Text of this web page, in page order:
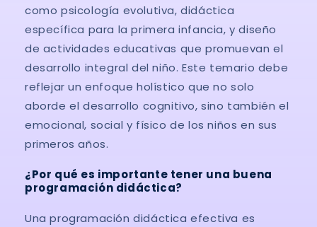
como psicología evolutiva, didáctica
específica para la primera infancia, y diseño
de actividades educativas que promuevan el
desarrollo integral del niño. Este temario debe
reflejar un enfoque holístico que no solo
aborde el desarrollo cognitivo, sino también el
emocional, social y físico de los niños en sus
primeros años.
¿Por qué es importante tener una buena
programación didáctica?
Una programación didáctica efectiva es